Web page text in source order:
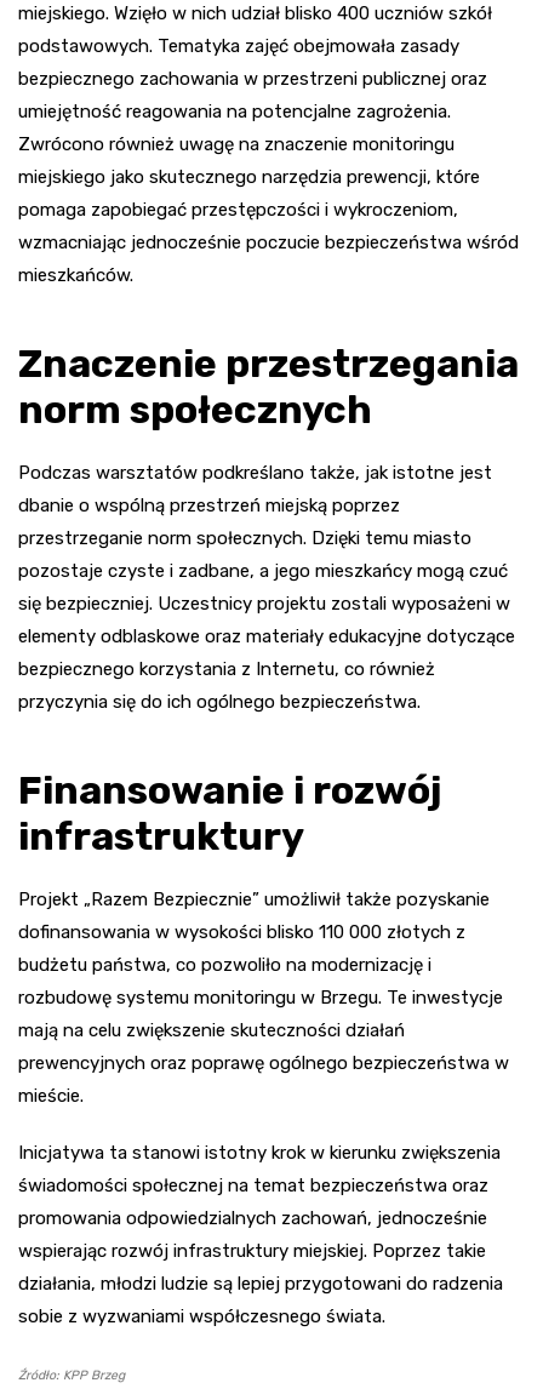
miejskiego. Wzięło w nich udział blisko 400 uczniów szkół
podstawowych. Tematyka zajęć obejmowała zasady
bezpiecznego zachowania w przestrzeni publicznej oraz
umiejętność reagowania na potencjalne zagrożenia.
Zwrócono również uwagę na znaczenie monitoringu
miejskiego jako skutecznego narzędzia prewencji, które
pomaga zapobiegać przestępczości i wykroczeniom,
wzmacniając jednocześnie poczucie bezpieczeństwa wśród
mieszkańców.
Znaczenie przestrzegania
norm społecznych
Podczas warsztatów podkreślano także, jak istotne jest
dbanie o wspólną przestrzeń miejską poprzez
przestrzeganie norm społecznych. Dzięki temu miasto
pozostaje czyste i zadbane, a jego mieszkańcy mogą czuć
się bezpieczniej. Uczestnicy projektu zostali wyposażeni w
elementy odblaskowe oraz materiały edukacyjne dotyczące
bezpiecznego korzystania z Internetu, co również
przyczynia się do ich ogólnego bezpieczeństwa.
Finansowanie i rozwój
infrastruktury
Projekt „Razem Bezpiecznie” umożliwił także pozyskanie
dofinansowania w wysokości blisko 110 000 złotych z
budżetu państwa, co pozwoliło na modernizację i
rozbudowę systemu monitoringu w Brzegu. Te inwestycje
mają na celu zwiększenie skuteczności działań
prewencyjnych oraz poprawę ogólnego bezpieczeństwa w
mieście.
Inicjatywa ta stanowi istotny krok w kierunku zwiększenia
świadomości społecznej na temat bezpieczeństwa oraz
promowania odpowiedzialnych zachowań, jednocześnie
wspierając rozwój infrastruktury miejskiej. Poprzez takie
działania, młodzi ludzie są lepiej przygotowani do radzenia
sobie z wyzwaniami współczesnego świata.
Źródło: KPP Brzeg